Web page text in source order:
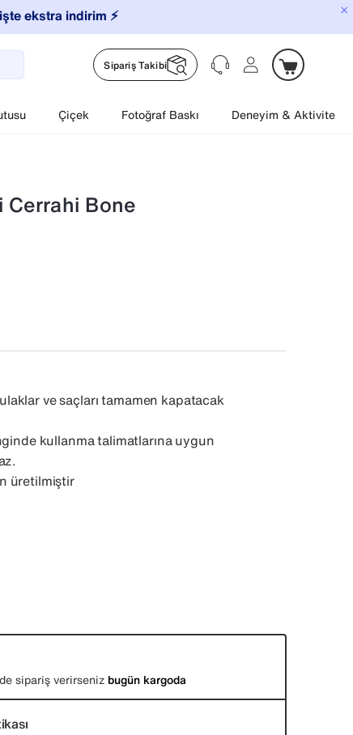
×
ekstra indirim ⚡️
Sipariş Takibi
Çiçek Fotoğraf Baskı Deneyim & Aktivite
Cerrahi Bone
ve saçları tamamen kapatacak
kullanma talimatlarına uygun
üretilmiştir
sipariş verirseniz bugün kargoda